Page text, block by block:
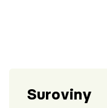
Suroviny